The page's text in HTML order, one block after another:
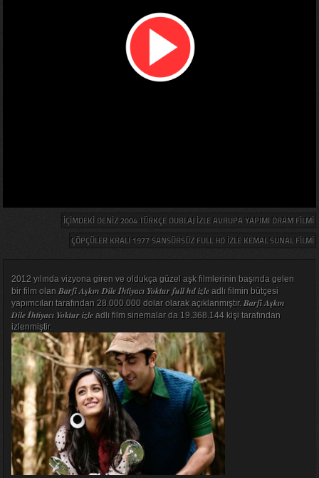
İÇIMDEKI DENIZ 2004 TÜRKÇE DUBLAJ IZLE AVRUPA YAPIMI DRAM FILMI
ÇÖPÇÜLER KRALI 1977 SANSÜRSÜZ FULL HD IZLE KEMAL SUNAL FILMI
2012 yılında vizyona giren ve oldukça güzel aşk filmlerinin başında gelen
bir film olan Barfi Aşkın Dile İhtiyacı Yoktur full hd izleadlı filmin bütçesi
yapımcıları tarafından 28.000.000 dolar olarak açıklanmıştır. Barfi Aşkın
Dile İhtiyacı Yoktur izleadlı film sinemalar da 19.368.144 kişi tarafından
izlenmiştir.